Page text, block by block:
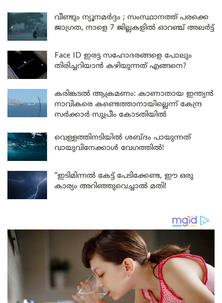
വീണ്ടും ന്യൂനമർദ്ദം ; സംസ്ഥാനത്ത് പരക്കെ
ജാഗ്രത, നാളെ 7 ജില്ലകളിൽ ഓറഞ്ച് അലർട്ട്
Face ID ഇരട്ട സഹോദരങ്ങളെ പോലും
തിരിച്ചറിയാൻ കഴിയുന്നത് എങ്ങനെ?
കരിങ്കടൽ ആക്രമണം: കാണാതായ ഇന്ത്യൻ
നാവികരെ കണ്ടെത്താനായില്ലെന്ന് കേന്ദ്ര
സർക്കാർ സുപ്രീം കോടതിയിൽ
വെള്ളത്തിനടിയിൽ ശബ്ദം പായുന്നത്
വായുവിനേക്കാൾ വേഗത്തിൽ!
“ഇടിമിന്നൽ കേട്ട് പേടിക്കേണ്ട, ഈ ഒരു
കാര്യം അറിഞ്ഞുവെച്ചാൽ മതി!